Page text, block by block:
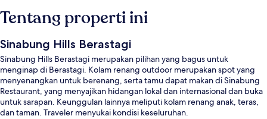
Tentang properti ini
Sinabung Hills Berastagi
Sinabung Hills Berastagi merupakan pilihan yang bagus untuk
menginap di Berastagi. Kolam renang outdoor merupakan spot yang
menyenangkan untuk berenang, serta tamu dapat makan di Sinabung
Restaurant, yang menyajikan hidangan lokal dan internasional dan buka
untuk sarapan. Keunggulan lainnya meliputi kolam renang anak, teras,
dan taman. Traveler menyukai kondisi keseluruhan.